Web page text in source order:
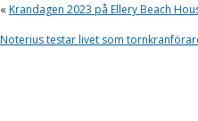
« Krandagen 2023 på Ellery Beach
Noterius testar livet som